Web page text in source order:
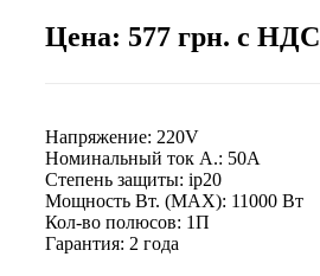
Цена: 577 грн. с НДС
Напряжение: 220V
Номинальный ток А.: 50A
Степень защиты: ip20
Мощность Вт. (МАХ): 11000 Вт
Кол-во полюсов: 1П
Гарантия: 2 года